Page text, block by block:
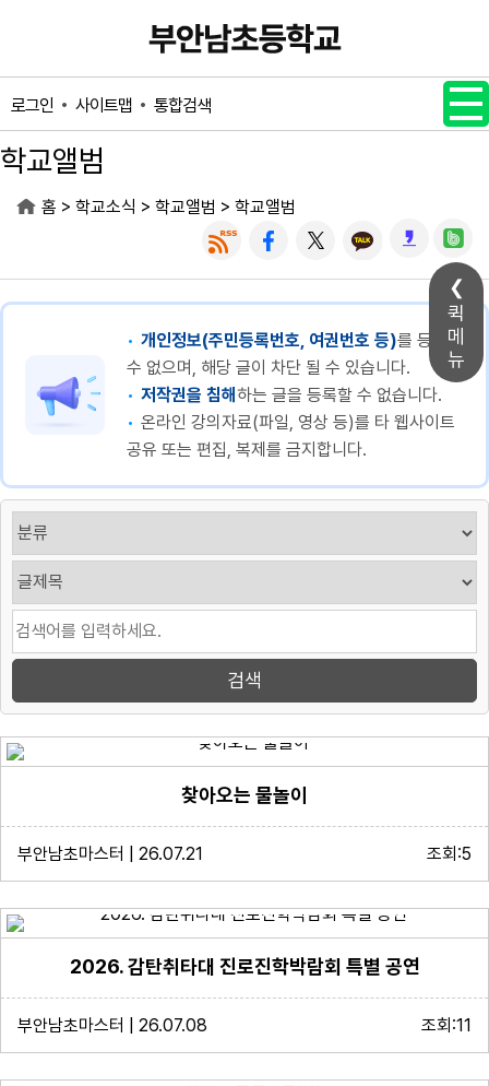
퀵
메
뉴
로그인 사이트맵 통합검색
학교앨범
홈 > 학교소식 > 학교앨범 > 학교앨범
개인정보(주민등록번호, 여권번호 등)를 등록할
수 없으며, 해당 글이 차단 될 수 있습니다.
저작권을 침해하는 글을 등록할 수 없습니다.
온라인 강의자료(파일, 영상 등)를 타 웹사이트
공유 또는 편집, 복제를 금지합니다.
찾아오는 물놀이
부안남초마스터 | 26.07.21 조회:5
2026. 감탄취타대 진로진학박람회 특별 공연
부안남초마스터 | 26.07.08 조회:11